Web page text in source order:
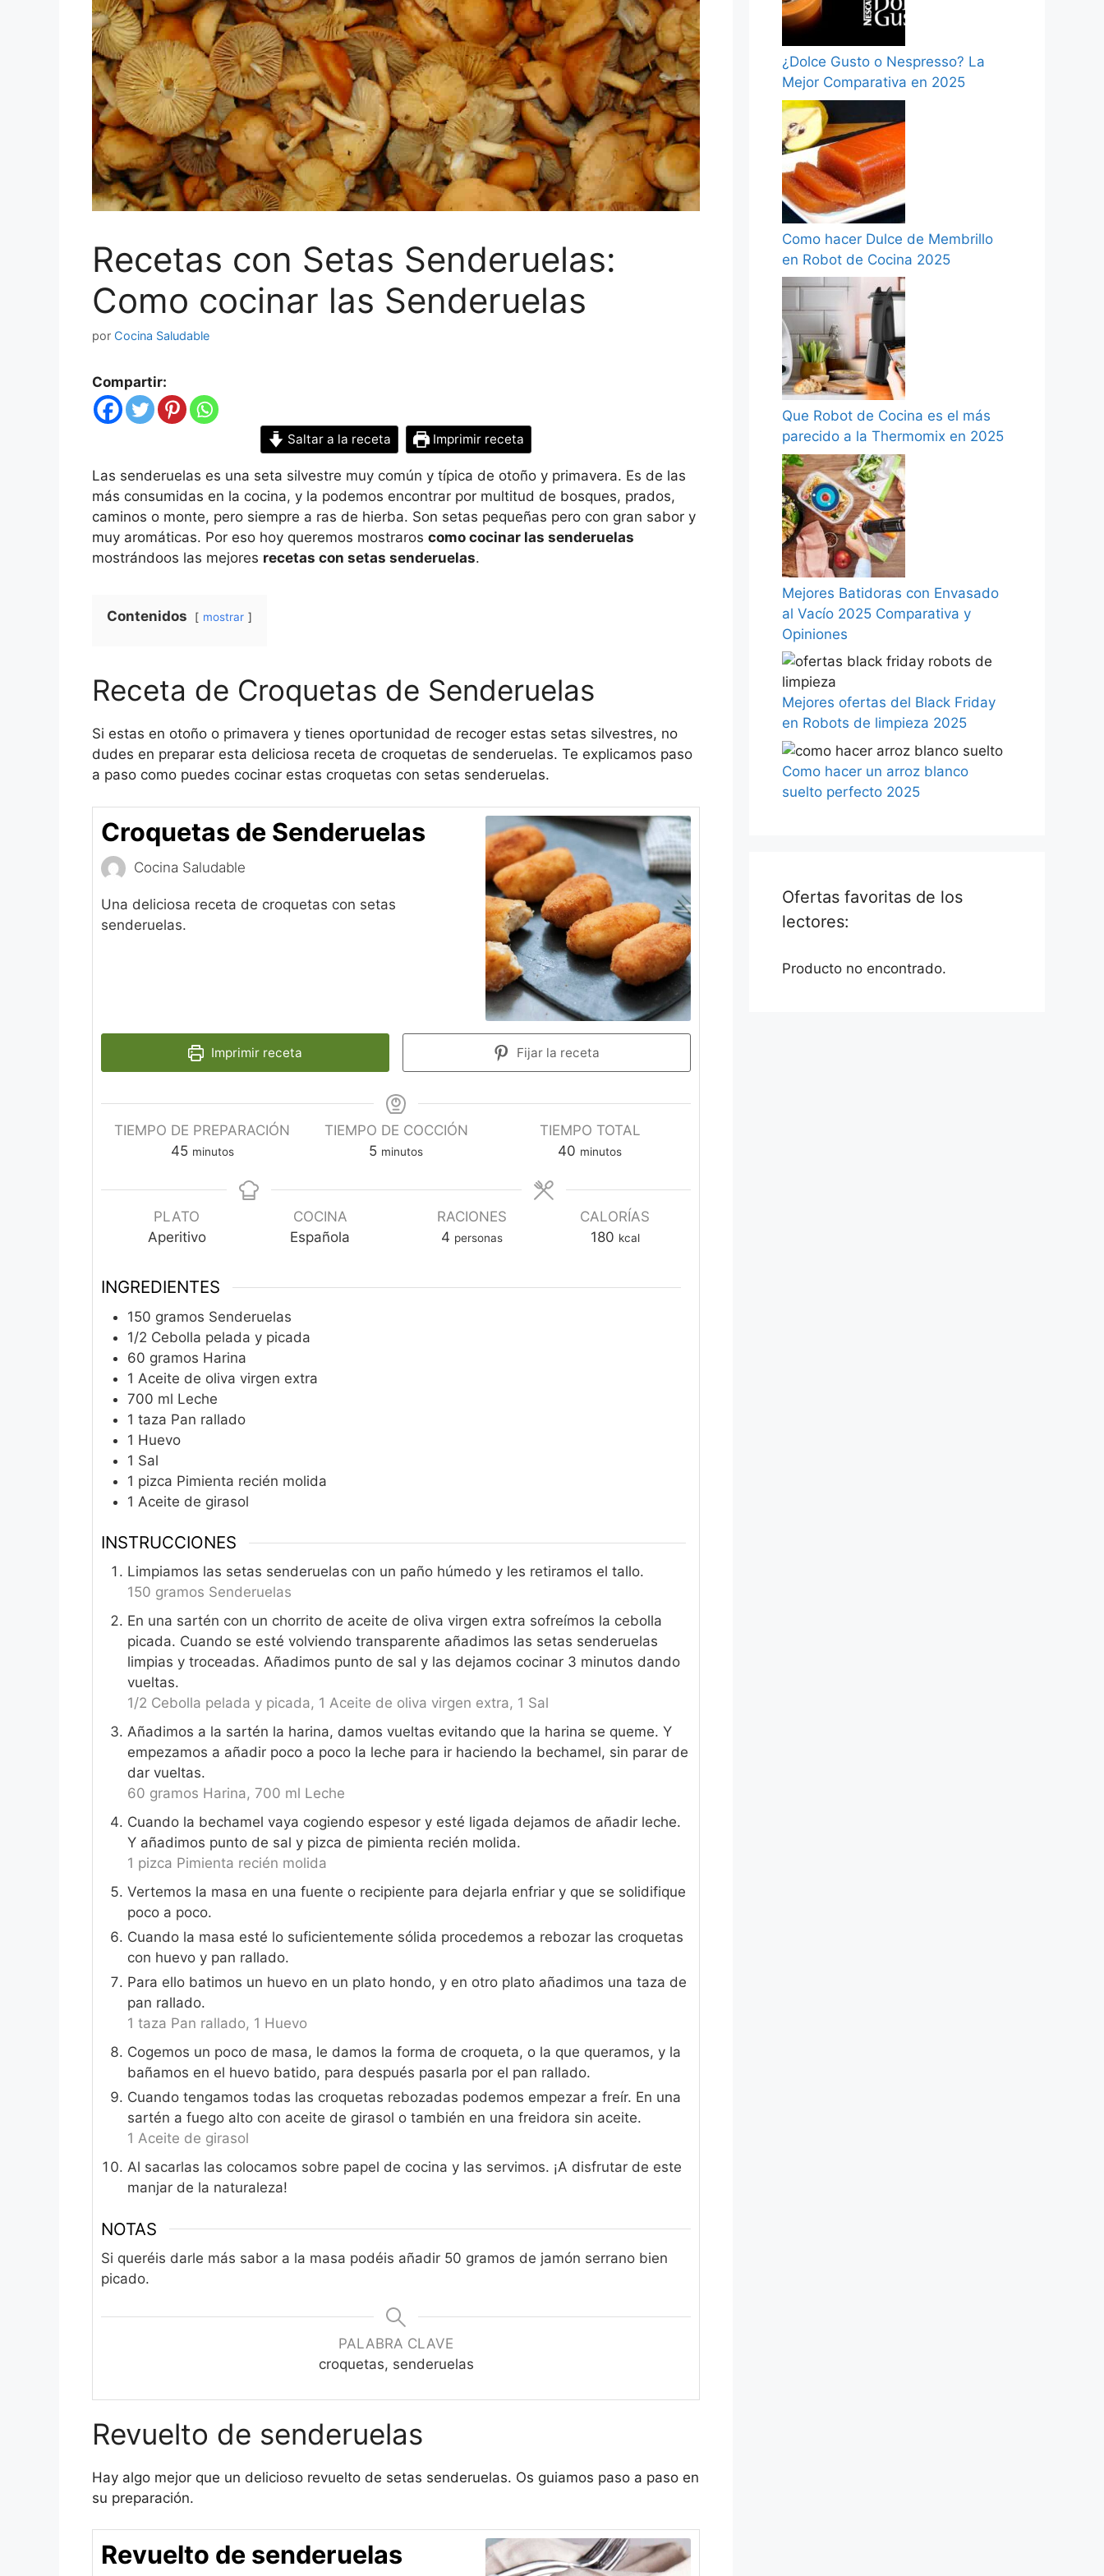
Recetas con Setas Senderuelas:
Como cocinar las Senderuelas
por Cocina Saludable
Compartir:
Saltar a la receta Imprimir receta
Las senderuelas es una seta silvestre muy común y típica de otoño y primavera. Es de las
más consumidas en la cocina, y la podemos encontrar por multitud de bosques, prados,
caminos o monte, pero siempre a ras de hierba. Son setas pequeñas pero con gran sabor y
muy aromáticas. Por eso hoy queremos mostraros como cocinar las senderuelas
mostrándoos las mejores recetas con setas senderuelas.
Contenidos mostrar
Receta de Croquetas de Senderuelas
Si estas en otoño o primavera y tienes oportunidad de recoger estas setas silvestres, no
dudes en preparar esta deliciosa receta de croquetas de senderuelas. Te explicamos paso
a paso como puedes cocinar estas croquetas con setas senderuelas.
Croquetas de Senderuelas
Cocina Saludable
Una deliciosa receta de croquetas con setas
senderuelas.
Imprimir receta Fijar la receta
TIEMPO DE PREPARACIÓN
45minutos
minutos
TIEMPO DE COCCIÓN
5minutos
minutos
TIEMPO TOTAL
40 minutos
minutos
PLATO
Aperitivo
COCINA
Española
RACIONES
4 personas
CALORÍAS
180 kcal
INGREDIENTES
150 gramos Senderuelas
1/2 Cebolla pelada y picada
60 gramos Harina
1 Aceite de oliva virgen extra
700 ml Leche
1 taza Pan rallado
1 Huevo
1 Sal
1 pizca Pimienta recién molida
1 Aceite de girasol
INSTRUCCIONES
Limpiamos las setas senderuelas con un paño húmedo y les retiramos el tallo.
150 gramos Senderuelas
En una sartén con un chorrito de aceite de oliva virgen extra sofreímos la cebolla
picada. Cuando se esté volviendo transparente añadimos las setas senderuelas
limpias y troceadas. Añadimos punto de sal y las dejamos cocinar 3 minutos dando
vueltas.
1/2 Cebolla pelada y picada, 1 Aceite de oliva virgen extra, 1 Sal
Añadimos a la sartén la harina, damos vueltas evitando que la harina se queme. Y
empezamos a añadir poco a poco la leche para ir haciendo la bechamel, sin parar de
dar vueltas.
60 gramos Harina, 700 ml Leche
Cuando la bechamel vaya cogiendo espesor y esté ligada dejamos de añadir leche.
Y añadimos punto de sal y pizca de pimienta recién molida.
1 pizca Pimienta recién molida
Vertemos la masa en una fuente o recipiente para dejarla enfriar y que se solidifique
poco a poco.
Cuando la masa esté lo suficientemente sólida procedemos a rebozar las croquetas
con huevo y pan rallado.
Para ello batimos un huevo en un plato hondo, y en otro plato añadimos una taza de
pan rallado.
1 taza Pan rallado, 1 Huevo
Cogemos un poco de masa, le damos la forma de croqueta, o la que queramos, y la
bañamos en el huevo batido, para después pasarla por el pan rallado.
Cuando tengamos todas las croquetas rebozadas podemos empezar a freír. En una
sartén a fuego alto con aceite de girasol o también en una freidora sin aceite.
1 Aceite de girasol
Al sacarlas las colocamos sobre papel de cocina y las servimos. ¡A disfrutar de este
manjar de la naturaleza!
NOTAS
Si queréis darle más sabor a la masa podéis añadir 50 gramos de jamón serrano bien
picado.
PALABRA CLAVE
croquetas, senderuelas
Revuelto de senderuelas
Hay algo mejor que un delicioso revuelto de setas senderuelas. Os guiamos paso a paso en
su preparación.
Revuelto de senderuelas
¿Dolce Gusto o Nespresso? La
Mejor Comparativa en 2025
Como hacer Dulce de Membrillo
en Robot de Cocina 2025
Que Robot de Cocina es el más
parecido a la Thermomix en 2025
Mejores Batidoras con Envasado
al Vacío 2025 Comparativa y
Opiniones
Mejores ofertas del Black Friday
en Robots de limpieza 2025
Como hacer un arroz blanco
suelto perfecto 2025
Ofertas favoritas de los
lectores:
Producto no encontrado.